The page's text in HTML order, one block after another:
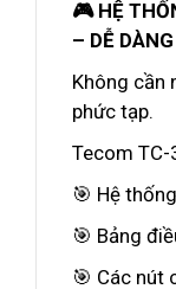
🎮 HỆ
– DỄ
Không cần
phức tạp.
Tecom
🎯 Hệ
🎯 Bảng
🎯 Các nút